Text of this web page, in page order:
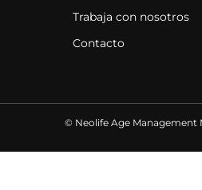
Trabaja con nosotros
Contacto
© Neolife Age Management